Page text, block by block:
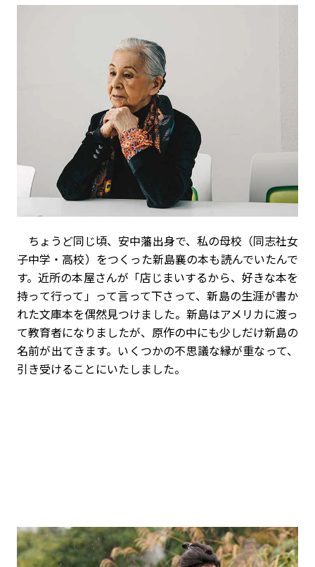
ちょうど同じ頃、安中藩出身で、私の母校（同志社女
子中学・高校）をつくった新島襄の本も読んでいたんで
す。近所の本屋さんが「店じまいするから、好きな本を
持って行って」って言って下さって、新島の生涯が書か
れた文庫本を偶然見つけました。新島はアメリカに渡っ
て教育者になりましたが、原作の中にも少しだけ新島の
名前が出てきます。いくつかの不思議な縁が重なって、
引き受けることにいたしました。